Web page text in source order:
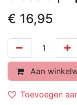
€ 16,95
Aan
Toevoegen